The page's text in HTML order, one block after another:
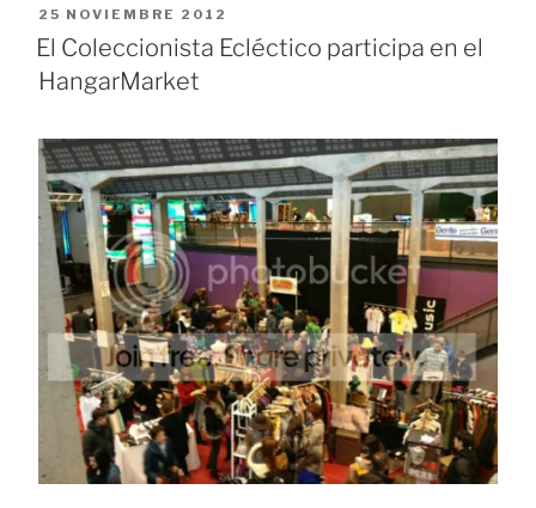
PUBLICADO
EL
25 NOVIEMBRE 2012
El Coleccionista Ecléctico participa en el
HangarMarket